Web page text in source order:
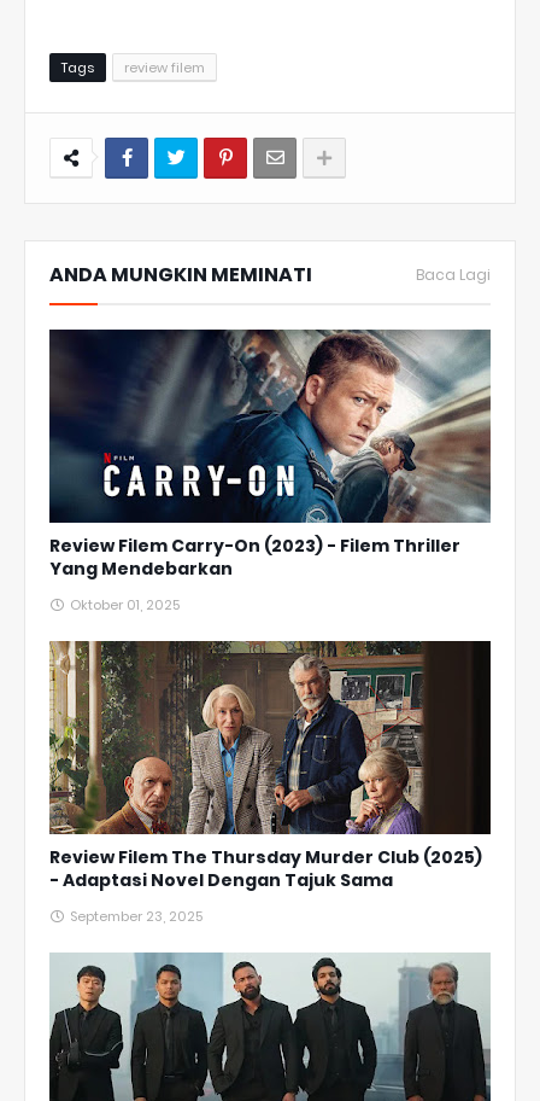
Tags review filem
ANDA MUNGKIN MEMINATI Baca Lagi
Review Filem Carry-On (2023) - Filem Thriller
Yang Mendebarkan
Oktober 01, 2025
Review Filem The Thursday Murder Club (2025)
- Adaptasi Novel Dengan Tajuk Sama
September 23, 2025